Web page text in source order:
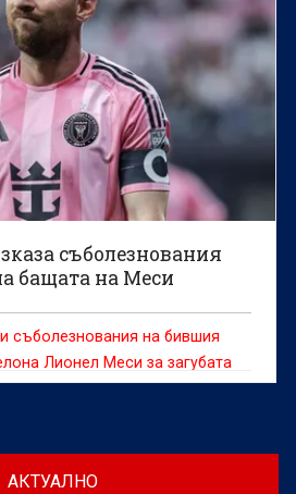
съболезнования
бащата на Меси
съболезнования на бившия
Лионел Меси за загубата
АКТУАЛНО